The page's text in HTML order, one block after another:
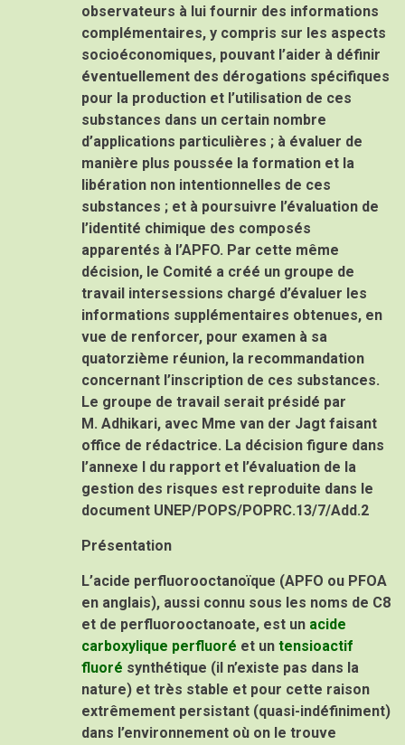
observateurs à lui fournir des informations
complémentaires, y compris sur les aspects
socioéconomiques, pouvant l’aider à définir
éventuellement des dérogations spécifiques
pour la production et l’utilisation de ces
substances dans un certain nombre
d’applications particulières ; à évaluer de
manière plus poussée la formation et la
libération non intentionnelles de ces
substances ; et à poursuivre l’évaluation de
l’identité chimique des composés
apparentés à l’APFO. Par cette même
décision, le Comité a créé un groupe de
travail intersessions chargé d’évaluer les
informations supplémentaires obtenues, en
vue de renforcer, pour examen à sa
quatorzième réunion, la recommandation
concernant l’inscription de ces substances.
Le groupe de travail serait présidé par
M. Adhikari, avec Mme van der Jagt faisant
office de rédactrice. La décision figure dans
l’annexe I du rapport et l’évaluation de la
gestion des risques est reproduite dans le
document UNEP/POPS/POPRC.13/7/Add.2
Présentation
L’acide perfluorooctanoïque (APFO ou PFOA
en anglais), aussi connu sous les noms de C8
et de perfluorooctanoate, est un acide
carboxylique perfluoré et un tensioactif
fluoré synthétique (il n’existe pas dans la
nature) et très stable et pour cette raison
extrêmement persistant (quasi-indéfiniment)
dans l’environnement où on le trouve